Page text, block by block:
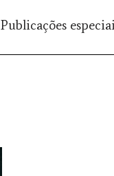
Publicações